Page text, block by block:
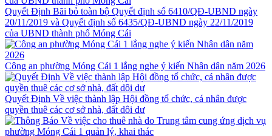
Quyết Định Bãi bỏ toàn bộ Quyết định số 6410/QĐ-UBND ngày
20/11/2019 và Quyết định số 6435/QĐ-UBND ngày 22/11/2019
của UBND thành phố Móng Cái
Công an phường Móng Cái 1 lắng nghe ý kiến Nhân dân năm 2026
Quyết Định Về việc thành lập Hội đồng tổ chức, cá nhân được
quyền thuê các cơ sở nhà, đất dôi dư